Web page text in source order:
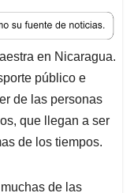
en Nicaragua.
público e
de las personas
que llegan a ser
de los tiempos.
de las